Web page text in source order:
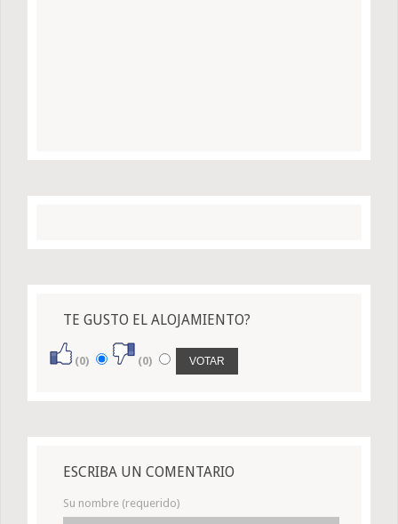
TE GUSTO EL ALOJAMIENTO?
(0) (0)
ESCRIBA UN COMENTARIO
Su nombre (requerido)